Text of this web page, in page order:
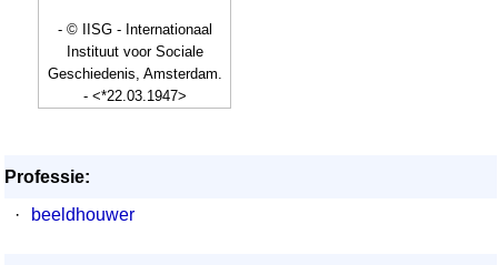
- © IISG - Internationaal
Instituut voor Sociale
Geschiedenis, Amsterdam.
- <*22.03.1947>
Professie:
·
beeldhouwer